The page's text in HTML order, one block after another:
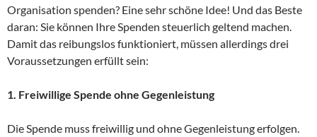
Organisation spenden? Eine sehr schöne Idee! Und das Beste
daran: Sie können Ihre Spenden steuerlich geltend machen.
Damit das reibungslos funktioniert, müssen allerdings drei
Voraussetzungen erfüllt sein:
1. Freiwillige Spende ohne Gegenleistung
Die Spende muss freiwillig und ohne Gegenleistung erfolgen.